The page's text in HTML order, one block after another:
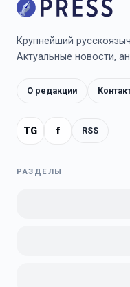
Крупнейший
Актуальные новости,
О редакции
TG f RSS
РАЗДЕЛЫ